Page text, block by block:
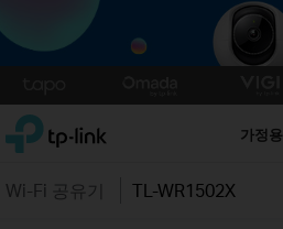
TP-Link, Reliably Smart 가정용
Wi-Fi 공유기 TL-WR1502X